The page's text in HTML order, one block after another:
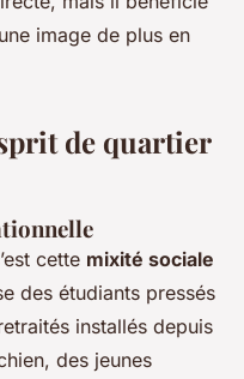
image de plus en
de quartier
cette mixité sociale
des étudiants pressés
installés depuis
des jeunes